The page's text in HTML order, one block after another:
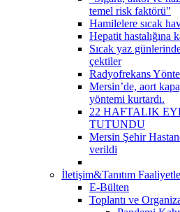
temel risk faktörü"
Hamilelere sıcak
Hepatit hastalığına
Sıcak yaz
çektiler
Radyofrekans
Mersin’de, aort
yöntemi kurtardı.
22 HAFTALIK
TUTUNDU
Mersin Şehir
verildi
İletişim&Tanıtım
E-Bülten
Toplantı ve